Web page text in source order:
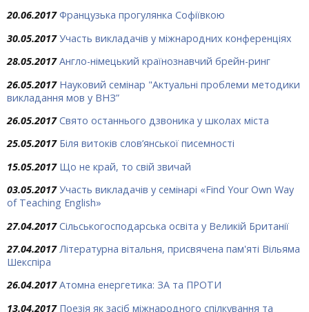
20.06.2017 Французька прогулянка Софіївкою
30.05.2017 Участь викладачів у міжнародних конференціях
28.05.2017 Англо-німецький країнознавчий брейн-ринг
26.05.2017 Науковий семінар "Актуальні проблеми методики
викладання мов у ВНЗ”
26.05.2017 Свято останнього дзвоника у школах міста
25.05.2017 Біля витоків слов’янської писемності
15.05.2017 Що не край, то свій звичай
03.05.2017 Участь викладачів у семінарі «Find Your Own Way
of Teaching English»
27.04.2017 Сільськогосподарська освіта у Великій Британії
27.04.2017 Літературна вітальня, присвячена пам'яті Вільяма
Шекспіра
26.04.2017 Атомна енергетика: ЗА та ПРОТИ
13.04.2017 Поезія як засіб міжнародного спілкування та